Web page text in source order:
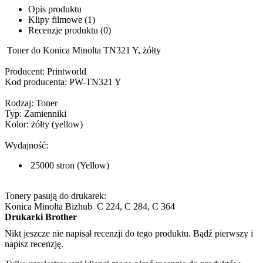
Opis produktu
Klipy filmowe (1)
Recenzje produktu (0)
Toner do Konica Minolta TN321 Y, żółty
Producent: Printworld
Kod producenta: PW-TN321 Y
Rodzaj: Toner
Typ: Zamienniki
Kolor: żółty (yellow)
Wydajność:
25000 stron (Yellow)
Tonery pasują do drukarek:
Konica Minolta Bizhub C 224, C 284, C 364
Drukarki Brother
Nikt jeszcze nie napisał recenzji do tego produktu. Bądź pierwszy i
napisz recenzję.